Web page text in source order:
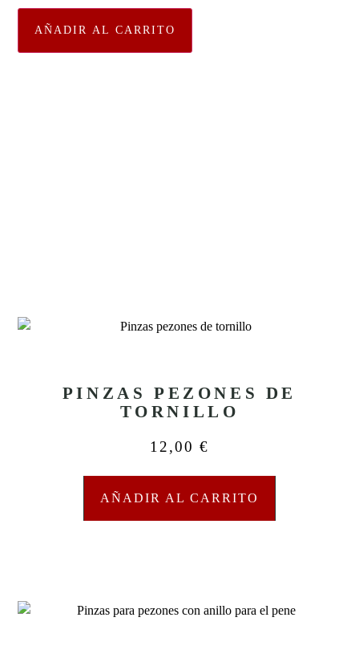
AÑADIR AL CARRITO
PINZAS PEZONES DE
TORNILLO
12,00 €
AÑADIR AL CARRITO